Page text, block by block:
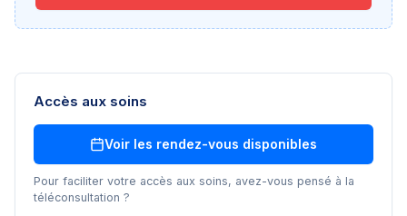
Accès aux soins
Voir les rendez-vous disponibles
Pour faciliter votre accès aux soins, avez-vous pensé à la
téléconsultation ?